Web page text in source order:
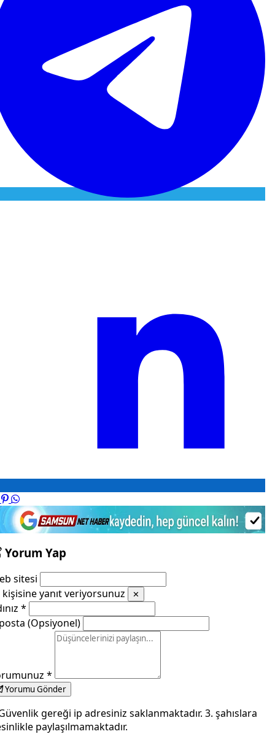
Yorum Yap
sitesi
kişisine yanıt veriyorsunuz
✕
*
(Opsiyonel)
*
Yorumu Gönder
gereği ip adresiniz saklanmaktadır. 3. şahıslara
paylaşılmamaktadır.